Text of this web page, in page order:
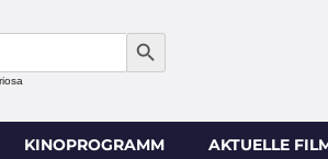
SEARCH BUTTON
KINOPROGRAMM AKTUELLE